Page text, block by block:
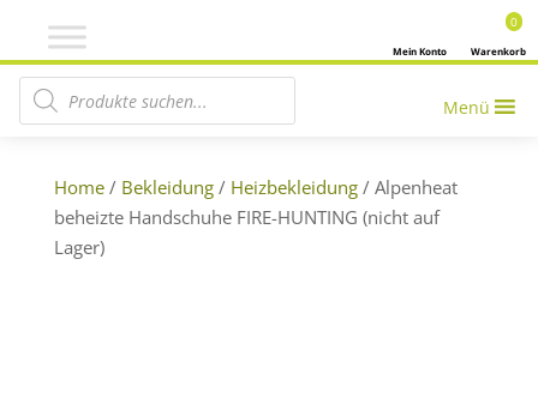
Warenkorb
0
Mein Konto
Products search
Menü
Home/ Bekleidung/ Heizbekleidung/ Alpenheat
beheizte Handschuhe FIRE-HUNTING (nicht auf
Lager)